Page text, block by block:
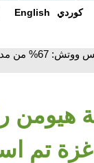
English كوردي
- مدير
هيومن
غزة تم